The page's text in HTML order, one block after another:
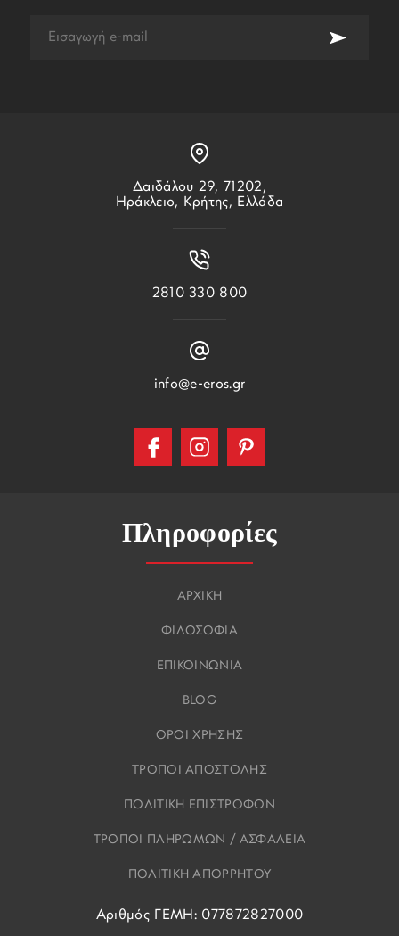
Πληροφορίες
ΑΡΧΙΚΗ
ΦΙΛΟΣΟΦΙΑ
ΕΠΙΚΟΙΝΩΝΙΑ
BLOG
ΟΡΟΙ ΧΡΗΣΗΣ
ΤΡΟΠΟΙ ΑΠΟΣΤΟΛΗΣ
ΠΟΛΙΤΙΚΗ ΕΠΙΣΤΡΟΦΩΝ
ΤΡΟΠΟΙ ΠΛΗΡΩΜΩΝ / ΑΣΦΑΛΕΙΑ
ΠΟΛΙΤΙΚΗ ΑΠΟΡΡΗΤΟΥ
Αριθμός ΓΕΜΗ: 077872827000
Δαιδάλου 29, 71202,
Ηράκλειο, Κρήτης, Ελλάδα
2810 330 800
info@e-eros.gr